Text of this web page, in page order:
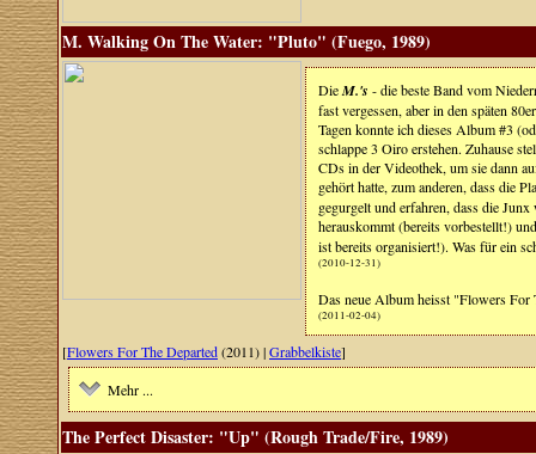
M. Walking On The Water: "Pluto" (Fuego, 1989)
DieM.'s - die beste Band vom
fast vergessen, aber in den späten
Tagen konnte ich dieses Album #3
schlappe 3 Oiro erstehen. Zuhause
CDs in der Videothek, um sie dann
gehört hatte, zum anderen, dass die
gegurgelt und erfahren, dass die
herauskommt (bereits vorbestellt!)
ist bereits organisiert!). Was für ein
(2010-12-31)
Das neue Album heisst "Flowers
(2011-02-04)
[Flowers For The Departed(2011) |Grabbelkiste]
Mehr ...
The Perfect Disaster: "Up" (Rough Trade/Fire, 1989)